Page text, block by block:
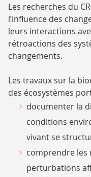
Les recherches du
l’influence des
leurs interactions
rétroactions des
changements.
Les travaux sur la
des écosystèmes
documenter la
conditions
vivant se
comprendre les
perturbations